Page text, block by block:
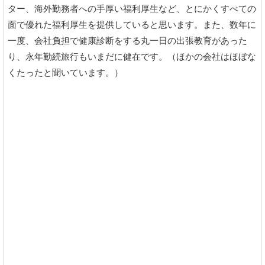
ター、海外勤務者への手厚い福利厚生など、とにかくすべての
面で優れた福利厚生を提供していると思います。また、数年に
一度、会社負担で健康診断をする丸一日の出張教育があった
り、永年勤続旅行もいまだに健在です。（ほかの会社はほぼな
くたったと聞いています。）